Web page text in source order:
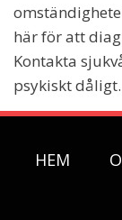
här för att
Kontakta
psykiskt dåligt.
HEM